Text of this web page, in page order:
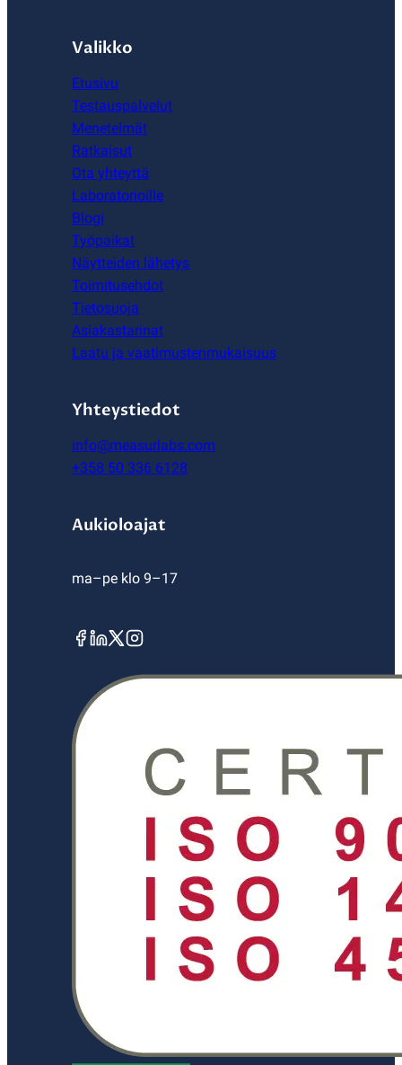
Valikko
Etusivu
Testauspalvelut
Menetelmät
Ratkaisut
Ota yhteyttä
Laboratorioille
Blogi
Työpaikat
Näytteiden lähetys
Toimitusehdot
Tietosuoja
Asiakastarinat
Laatu ja vaatimustenmukaisuus
Yhteystiedot
info@measurlabs.com
+358 50 336 6128
Aukioloajat
ma–pe klo 9–17